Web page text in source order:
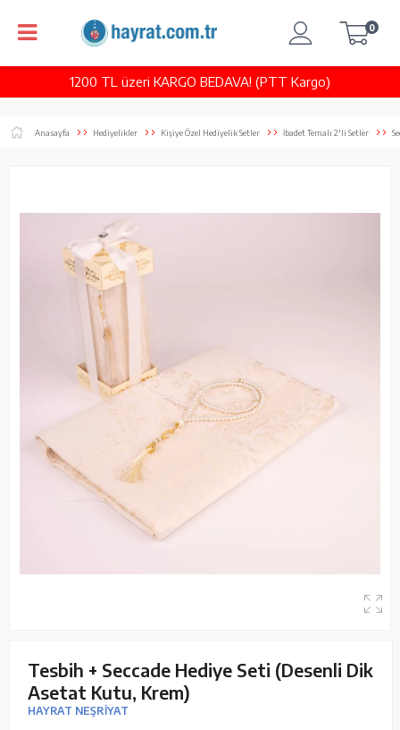
1200 TL üzeri KARGO BEDAVA! (PTT Kargo)
0
Anasayfa Hediyelikler Kişiye Özel Hediyelik Setler İbadet Temalı 2'li Setler
Tesbih + Seccade Hediye Seti (Desenli Dik
Asetat Kutu, Krem)
HAYRAT NEŞRİYAT